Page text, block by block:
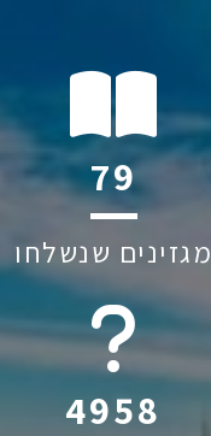
132
מגזינים שנשלחו
6045